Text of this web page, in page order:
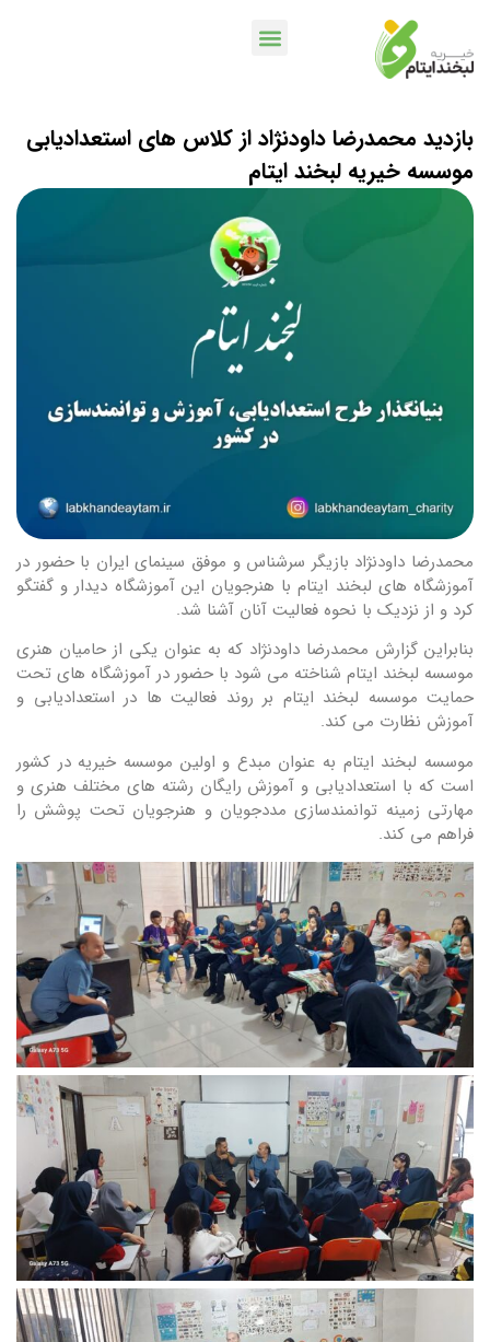
بازدید محمدرضا داودنژاد از کلاس های استعدادیابی
موسسه خیریه لبخند ایتام
محمدرضا داودنژاد بازیگر سرشناس و موفق سینمای ایران با حضور در
آموزشگاه های لبخند ایتام با هنرجویان این آموزشگاه دیدار و گفتگو
کرد و از نزدیک با نحوه فعالیت آنان آشنا شد.
بنابراین گزارش محمدرضا داودنژاد که به عنوان یکی از حامیان هنری
موسسه لبخند ایتام شناخته می شود با حضور در آموزشگاه های تحت
حمایت موسسه لبخند ایتام بر روند فعالیت ها در استعدادیابی و
آموزش نظارت می کند.
موسسه لبخند ایتام به عنوان مبدع و اولین موسسه خیریه در کشور
است که با استعدادیابی و آموزش رایگان رشته های مختلف هنری و
مهارتی زمینه توانمندسازی مددجویان و هنرجویان تحت پوشش را
فراهم می کند.